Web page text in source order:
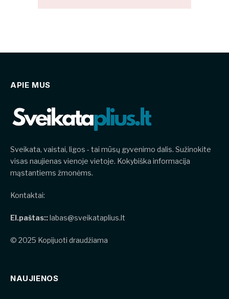
APIE MUS
Sveikata, vaistai, ligos - tai mūsų gyvenimo dalis. Sužinokite
visas naujienas vienoje vietoje. Kokybiška informacija
mąstantiems žmonėms.
Kontaktai:
El.paštas::labas@sveikataplius.lt
© 2025 Kopijuoti draudžiama
NAUJIENOS